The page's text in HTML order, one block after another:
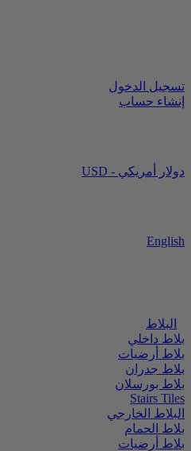
تسجيل الدخول
إنشاء حساب
USD - دولار أمريكي
English
البلاط
بلاط داخلي
بلاط أرضيات
بلاط جدران
بلاط بورسلان
Stairs Tiles
البلاط الخارجي
بلاط الحمام
بلاط أرضيات